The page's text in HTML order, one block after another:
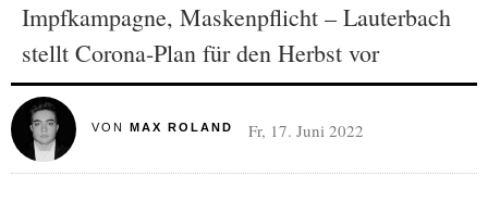
Impfkampagne, Maskenpflicht – Lauterbach
stellt Corona-Plan für den Herbst vor
VON MAX ROLAND Fr, 17. Juni 2022